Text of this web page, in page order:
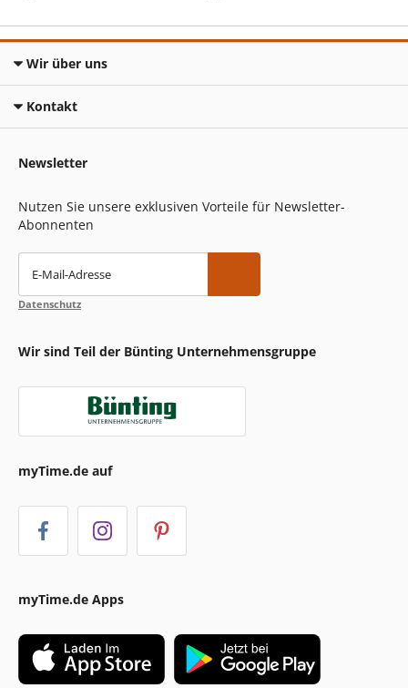
Wir über uns
Kontakt
Newsletter
Nutzen Sie unsere exklusiven Vorteile für Newsletter-
Abonnenten
E-Mail-Adresse
Datenschutz
Wir sind Teil der Bünting Unternehmensgruppe
myTime.de auf
myTime.de Apps